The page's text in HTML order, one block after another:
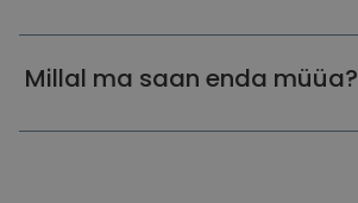
Millal ma saan enda müüa?